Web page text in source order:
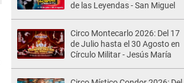
de las Leyendas - San Miguel
Circo Montecarlo 2026: Del 17
de Julio hasta el 30 Agosto en
Círculo Militar - Jesús María